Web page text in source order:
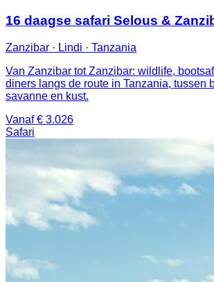
16 daagse safari Selous &
Zanzibar · Lindi · Tanzania
Van Zanzibar tot Zanzibar: wildlife,
diners langs de route in Tanzania, tussen
savanne en kust.
Vanaf € 3.026
Safari